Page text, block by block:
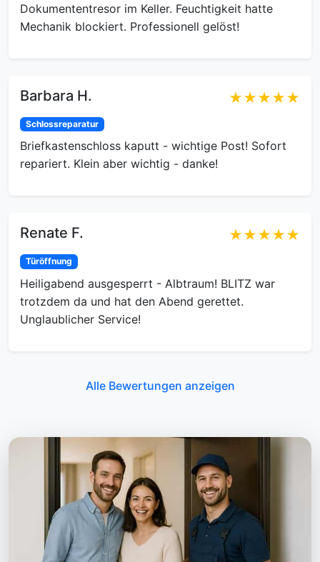
Dokumententresor im Keller. Feuchtigkeit hatte
Mechanik blockiert. Professionell gelöst!
Barbara H. ★★★★★
Schlossreparatur
Briefkastenschloss kaputt - wichtige Post! Sofort
repariert. Klein aber wichtig - danke!
Renate F. ★★★★★
Türöffnung
Heiligabend ausgesperrt - Albtraum! BLITZ war
trotzdem da und hat den Abend gerettet.
Unglaublicher Service!
Alle Bewertungen anzeigen